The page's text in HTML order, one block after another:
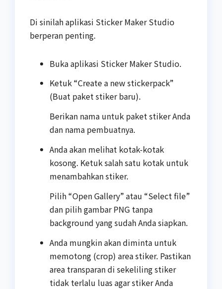
Di sinilah aplikasi Sticker Maker Studio
berperan penting.
Buka aplikasi Sticker Maker Studio.
Ketuk “Create a new stickerpack”
(Buat paket stiker baru).
Berikan nama untuk paket stiker Anda
dan nama pembuatnya.
Anda akan melihat kotak-kotak
kosong. Ketuk salah satu kotak untuk
menambahkan stiker.
Pilih “Open Gallery” atau “Select file”
dan pilih gambar PNG tanpa
background yang sudah Anda siapkan.
Anda mungkin akan diminta untuk
memotong (crop) area stiker. Pastikan
area transparan di sekeliling stiker
tidak terlalu luas agar stiker Anda